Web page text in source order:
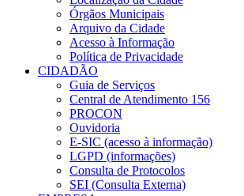
Órgãos Municipais
Arquivo da Cidade
Acesso à Informação
Política de Privacidade
CIDADÃO
Guia de Serviços
Central de Atendimento 156
PROCON
Ouvidoria
E-SIC (acesso à informação)
LGPD (informações)
Consulta de Protocolos
SEI (Consulta Externa)